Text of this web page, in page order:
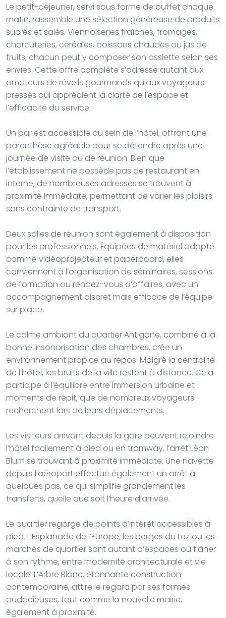
Le petit-déjeuner, servi sous forme de buffet chaque
matin, rassemble une sélection généreuse de produits
sucrés et salés. Viennoiseries fraîches, fromages,
charcuteries, céréales, boissons chaudes ou jus de
fruits, chacun peut y composer son assiette selon ses
envies. Cette offre complète s’adresse autant aux
amateurs de réveils gourmands qu’aux voyageurs
pressés qui apprécient la clarté de l’espace et
l’efficacité du service.
Un bar est accessible au sein de l’hôtel, offrant une
parenthèse agréable pour se détendre après une
journée de visite ou de réunion. Bien que
l’établissement ne possède pas de restaurant en
interne, de nombreuses adresses se trouvent à
proximité immédiate, permettant de varier les plaisirs
sans contrainte de transport.
Deux salles de réunion sont également à disposition
pour les professionnels. Équipées de matériel adapté
comme vidéoprojecteur et paperboard, elles
conviennent à l’organisation de séminaires, sessions
de formation ou rendez-vous d’affaires, avec un
accompagnement discret mais efficace de l’équipe
sur place.
Le calme ambiant du quartier Antigone, combiné à la
bonne insonorisation des chambres, crée un
environnement propice au repos. Malgré la centralité
de l’hôtel, les bruits de la ville restent à distance. Cela
participe à l’équilibre entre immersion urbaine et
moments de répit, que de nombreux voyageurs
recherchent lors de leurs déplacements.
Les visiteurs arrivant depuis la gare peuvent rejoindre
l’hôtel facilement à pied ou en tramway, l’arrêt Léon
Blum se trouvant à proximité immédiate. Une navette
depuis l’aéroport effectue également un arrêt à
quelques pas, ce qui simplifie grandement les
transferts, quelle que soit l’heure d’arrivée.
Le quartier regorge de points d’intérêt accessibles à
pied. L’Esplanade de l’Europe, les berges du Lez ou les
marchés de quartier sont autant d’espaces où flâner
à son rythme, entre modernité architecturale et vie
locale. L’Arbre Blanc, étonnante construction
contemporaine, attire le regard par ses formes
audacieuses, tout comme la nouvelle mairie,
également à proximité.